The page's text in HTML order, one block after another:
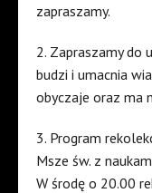
zapraszamy.
2. Zapraszamy do
budzi i umacnia
obyczaje oraz ma
3. Program
Msze św. z
W środę o 20.00